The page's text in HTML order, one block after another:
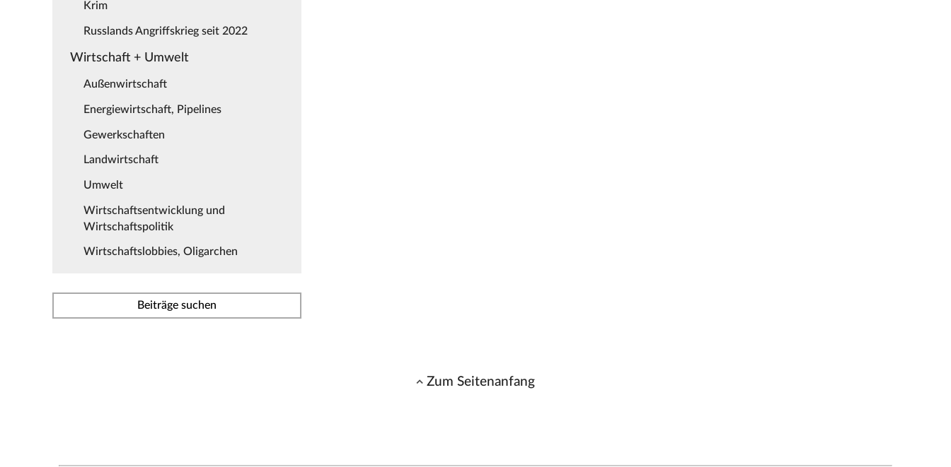
Krim
Russlands Angriffskrieg seit 2022
Wirtschaft + Umwelt
Außenwirtschaft
Energiewirtschaft, Pipelines
Gewerkschaften
Landwirtschaft
Umwelt
Wirtschaftsentwicklung und
Wirtschaftspolitik
Wirtschaftslobbies, Oligarchen
Beiträge suchen
Zum Seitenanfang